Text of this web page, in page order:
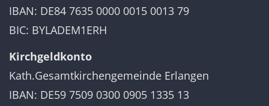
IBAN: DE84 7635 0000 0015 0013 79
BIC: BYLADEM1ERH
Kirchgeldkonto
Kath.Gesamtkirchengemeinde Erlangen
IBAN: DE59 7509 0300 0905 1335 13